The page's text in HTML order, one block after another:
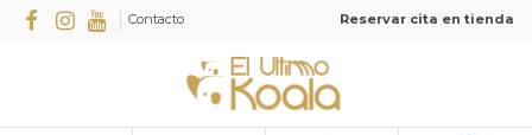
Contacto Reservar cita en tienda